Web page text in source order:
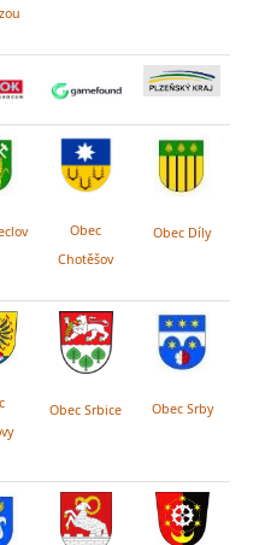
Obec
Chotěšov
Obec Díly
Obec Srbice Obec Srby